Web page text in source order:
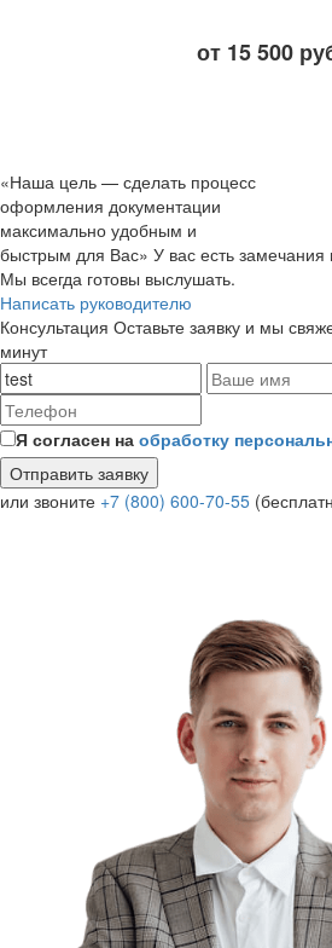
от 15 500
«Наша цель — сделать процесс
оформления документации
максимально удобным и
быстрым для Вас» У вас есть
Мы всегда готовы выслушать.
Написать руководителю
Консультация Оставьте заявку и мы
минут
Я согласен на обработку
или звоните +7 (800) 600-70-55